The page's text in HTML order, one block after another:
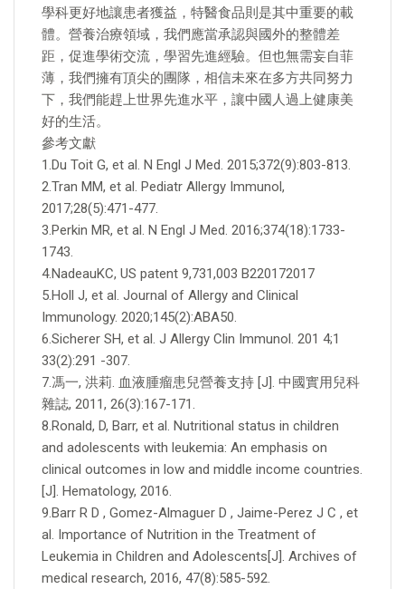
學科更好地讓患者獲益，特醫食品則是其中重要的載
體。營養治療領域，我們應當承認與國外的整體差
距，促進學術交流，學習先進經驗。但也無需妄自菲
薄，我們擁有頂尖的團隊，相信未來在多方共同努力
下，我們能趕上世界先進水平，讓中國人過上健康美
好的生活。
參考文獻
1.Du Toit G, et al. N Engl J Med. 2015;372(9):803-813.
2.Tran MM, et al. Pediatr Allergy Immunol,
2017;28(5):471-477.
3.Perkin MR, et al. N Engl J Med. 2016;374(18):1733-
1743.
4.NadeauKC, US patent 9,731,003 B220172017
5.Holl J, et al. Journal of Allergy and Clinical
Immunology. 2020;145(2):ABA50.
6.Sicherer SH, et al. J Allergy Clin Immunol. 201 4;1
33(2):291 -307.
7.馮一, 洪莉. 血液腫瘤患兒營養支持 [J]. 中國實用兒科
雜誌, 2011, 26(3):167-171.
8.Ronald, D, Barr, et al. Nutritional status in children
and adolescents with leukemia: An emphasis on
clinical outcomes in low and middle income countries.
[J]. Hematology, 2016.
9.Barr R D , Gomez-Almaguer D , Jaime-Perez J C , et
al. Importance of Nutrition in the Treatment of
Leukemia in Children and Adolescents[J]. Archives of
medical research, 2016, 47(8):585-592.